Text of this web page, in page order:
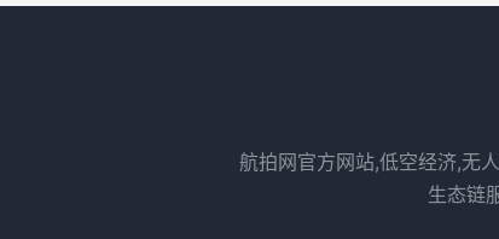
航拍网官方网站,低空经济,无
生态链